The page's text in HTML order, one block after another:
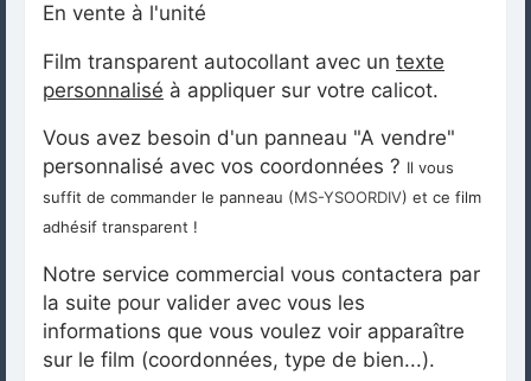
En vente à l'unité
Film transparent autocollant avec un texte
personnalisé à appliquer sur votre calicot.
Vous avez besoin d'un panneau "A vendre"
personnalisé avec vos coordonnées ? Il vous
suffit de commander le panneau (MS-YSOORDIV) et ce film
adhésif transparent !
Notre service commercial vous contactera par
la suite pour valider avec vous les
informations que vous voulez voir apparaître
sur le film (coordonnées, type de bien...).